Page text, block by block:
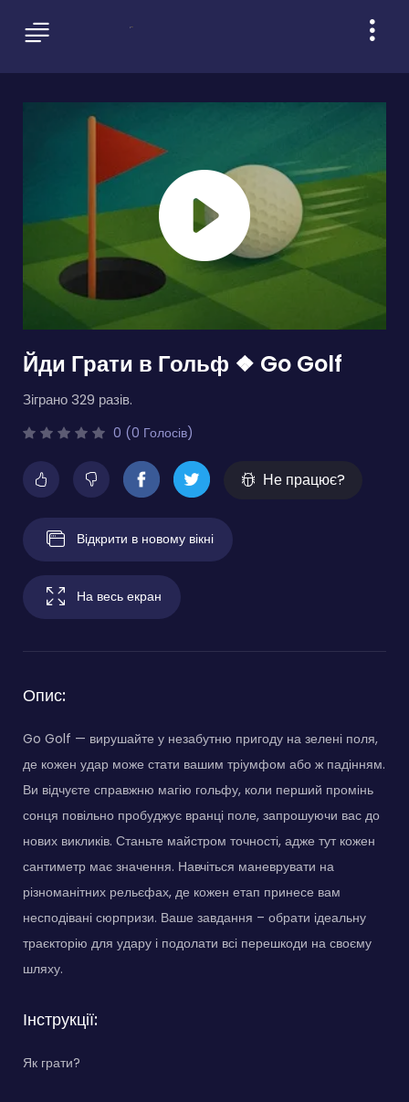
Йди Грати в Гольф ❖ Go Golf
Зіграно 329 разів.
0 (0 Голосів)
Не працює?
Відкрити в новому вікні
На весь екран
Опис:
Go Golf — вирушайте у незабутню пригоду на зелені поля,
де кожен удар може стати вашим тріумфом або ж падінням.
Ви відчуєте справжню магію гольфу, коли перший промінь
сонця повільно пробуджує вранці поле, запрошуючи вас до
нових викликів. Станьте майстром точності, адже тут кожен
сантиметр має значення. Навчіться маневрувати на
різноманітних рельєфах, де кожен етап принесе вам
несподівані сюрпризи. Ваше завдання – обрати ідеальну
траєкторію для удару і подолати всі перешкоди на своєму
шляху.
Інструкції:
Як грати?